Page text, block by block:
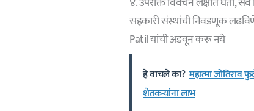
सहकारी संस्थांची निवडणूक
Patil यांची अडवून करू नये
हे वाचले का? महात्मा जोतिराव
शेतकऱ्यांना लाभ